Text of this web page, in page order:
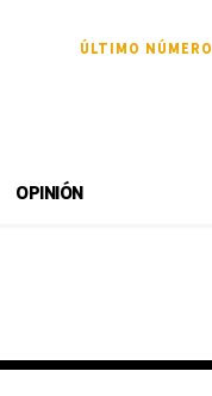
ÚLTIMO NÚMERO
OPINIÓN